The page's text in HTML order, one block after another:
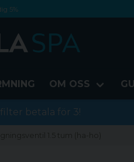
5%
OM OSS
betala för 3!
1.5 tum (ha-ho)